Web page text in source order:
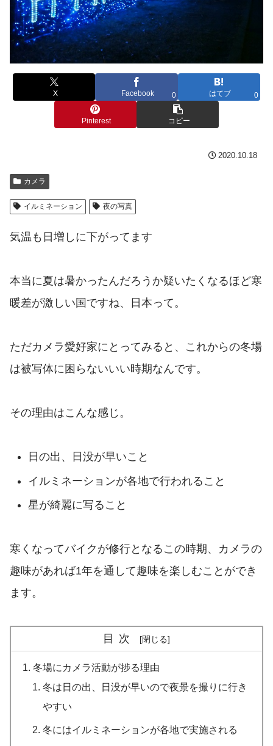
X Facebook 0 はてブ 0
Pinterest コピー
2020.10.18
カメラ
イルミネーション 夜の写真
気温も日増しに下がってます
本当に夏は暑かったんだろうか疑いたくなるほど寒
暖差が激しい国ですね、日本って。
ただカメラ愛好家にとってみると、これからの冬場
は被写体に困らないいい時期なんです。
その理由はこんな感じ。
日の出、日没が早いこと
イルミネーションが各地で行われること
星が綺麗に写ること
寒くなってバイクが修行となるこの時期、カメラの
趣味があれば1年を通して趣味を楽しむことができ
ます。
目次
冬場にカメラ活動が捗る理由
冬は日の出、日没が早いので夜景を撮りに行き
やすい
冬にはイルミネーションが各地で実施される